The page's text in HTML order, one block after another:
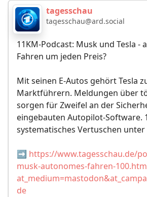
tagesschau
tagesschau@ard.social
11KM-Podcast: Musk und Tesla -
Fahren um jeden Preis?
Mit seinen E-Autos gehört Tesla
Marktführern. Meldungen über
sorgen für Zweifel an der
eingebauten Autopilot-Software.
systematisches Vertuschen unter
➡️ https://www.tagesschau.de/
musk-autonomes-fahren-
de